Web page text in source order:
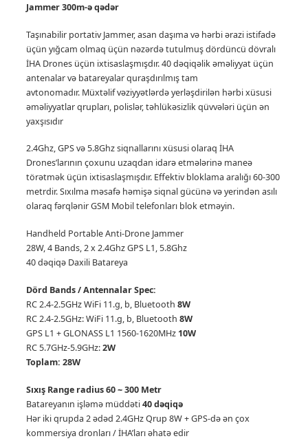
Jammer 300m-ə qədər
Taşınabilir portativ Jammer, asan daşıma və hərbi ərazi istifadə
üçün yığcam olmaq üçün nəzərdə tutulmuş dördüncü dövralı
İHA Drones üçün ixtisaslaşmışdır.40 dəqiqəlik əməliyyat üçün
antenalar və batareyalar quraşdırılmış tam
avtonomadır. Müxtəlif vəziyyətlərdə yerləşdirilən hərbi xüsusi
əməliyyatlar qrupları, polislər, təhlükəsizlik qüvvələri üçün ən
yaxşısıdır
2.4Ghz, GPS və 5.8Ghz siqnallarını xüsusi olaraq İHA
Drones’larının çoxunu uzaqdan idarə etmələrinə maneə
törətmək üçün ixtisaslaşmışdır. Effektiv bloklama aralığı 60-300
metrdir.Sıxılma məsafə həmişə siqnal gücünə və yerindən asılı
olaraq fərqlənir GSM Mobil telefonları blok etməyin.
Handheld Portable Anti-Drone Jammer
28W, 4 Bands, 2 x 2.4Ghz GPS L1, 5.8Ghz
40 dəqiqə Daxili Batareya
Dörd Bands / Antennalar Spec:
RC 2.4-2.5GHz WiFi 11.g, b, Bluetooth 8W
RC 2.4-2.5GHz: WiFi 11.g, b, Bluetooth 8W
GPS L1 + GLONASS L1 1560-1620MHz 10W
RC 5.7GHz-5.9GHz:2W
Toplam: 28W
Sıxış Range radius 60 ~ 300 Metr
Batareyanın işləmə müddəti40 dəqiqə
Hər iki qrupda 2 ədəd 2.4GHz Qrup 8W + GPS-də ən çox
kommersiya dronları / İHA’ları əhatə edir